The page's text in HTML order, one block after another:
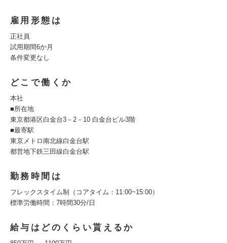
雇用形態は
正社員
試用期間6か月
条件変更なし
どこで働くか
本社
■所在地
東京都港区白金台3－2－10 白金台ビル3階
■最寄駅
東京メトロ南北線白金台駅
都営地下鉄三田線白金台駅
勤務時間は
フレックスタイム制（コアタイム：11:00~15:00）
標準労働時間：7時間30分/日
給与はどのくらい貰えるか